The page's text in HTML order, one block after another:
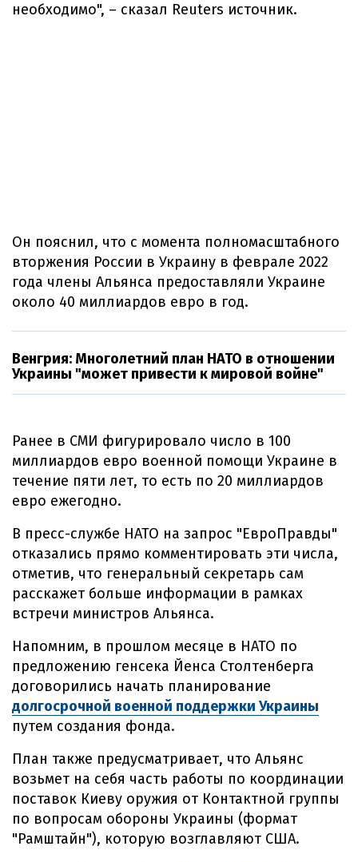
необходимо", – сказал Reuters источник.
Он пояснил, что с момента полномасштабного
вторжения России в Украину в феврале 2022
года члены Альянса предоставляли Украине
около 40 миллиардов евро в год.
Венгрия: Многолетний план НАТО в отношении
Украины "может привести к мировой войне"
Ранее в СМИ фигурировало число в 100
миллиардов евро военной помощи Украине в
течение пяти лет, то есть по 20 миллиардов
евро ежегодно.
В пресс-службе НАТО на запрос "ЕвроПравды"
отказались прямо комментировать эти числа,
отметив, что генеральный секретарь сам
расскажет больше информации в рамках
встречи министров Альянса.
Напомним, в прошлом месяце в НАТО по
предложению генсека Йенса Столтенберга
договорились начать планирование
долгосрочной военной поддержки Украины
путем создания фонда.
План также предусматривает, что Альянс
возьмет на себя часть работы по координации
поставок Киеву оружия от Контактной группы
по вопросам обороны Украины (формат
"Рамштайн"), которую возглавляют США.